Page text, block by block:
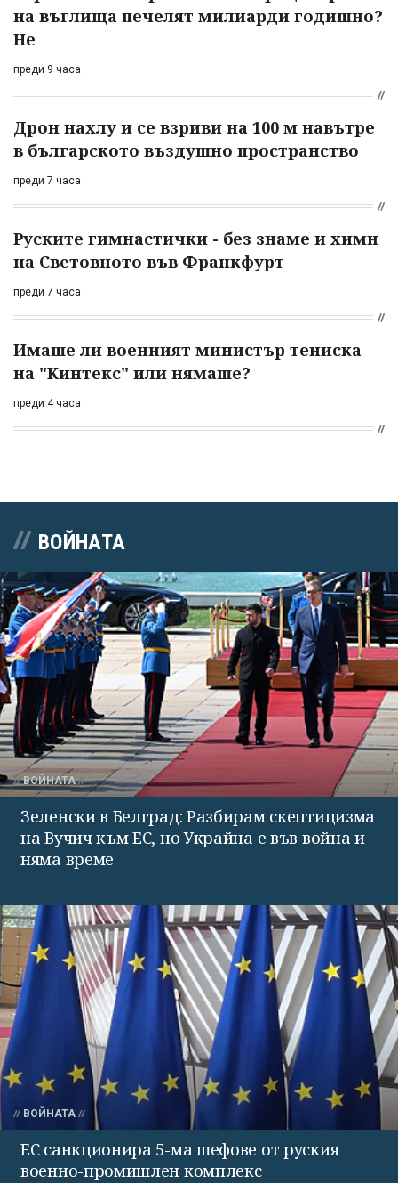
на въглища печелят милиарди годишно?
Не
преди 9 часа
Дрон нахлу и се взриви на 100 м навътре
в българското въздушно пространство
преди 7 часа
Руските гимнастички - без знаме и химн
на Световното във Франкфурт
преди 7 часа
Имаше ли военният министър тениска
на "Кинтекс" или нямаше?
преди 4 часа
ВОЙНАТА
ВОЙНАТА
Зеленски в Белград: Разбирам скептицизма
на Вучич към ЕС, но Украйна е във война и
няма време
ВОЙНАТА
ЕС санкционира 5-ма шефове от руския
военно-промишлен комплекс